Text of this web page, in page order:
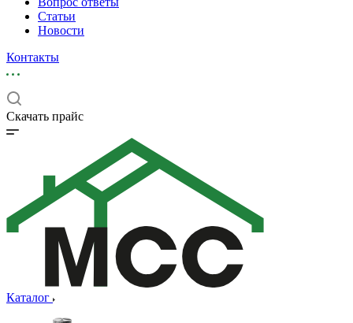
Статьи
Новости
Контакты
Скачать прайс
Каталог